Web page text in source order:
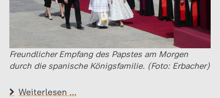
Freundlicher Empfang des Papstes am Morgen
durch die spanische Königsfamilie. (Foto: Erbacher)
Weiterlesen …